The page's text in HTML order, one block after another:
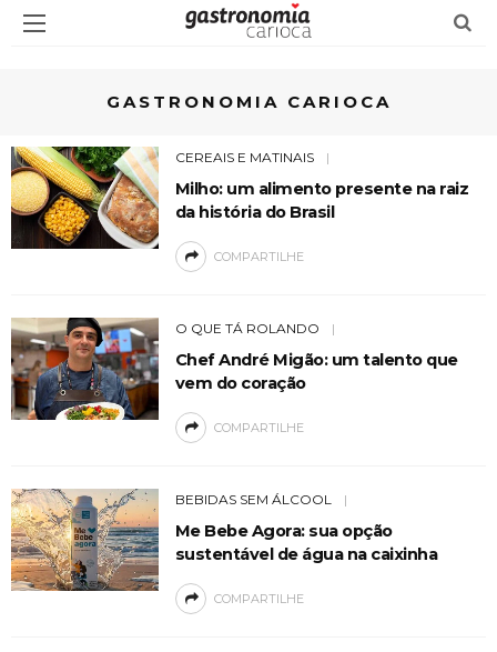
GASTRONOMIA CARIOCA
CEREAIS E MATINAIS
Milho: um alimento presente na raiz
da história do Brasil
COMPARTILHE
O QUE TÁ ROLANDO
Chef André Migão: um talento que
vem do coração
COMPARTILHE
BEBIDAS SEM ÁLCOOL
Me Bebe Agora: sua opção
sustentável de água na caixinha
COMPARTILHE